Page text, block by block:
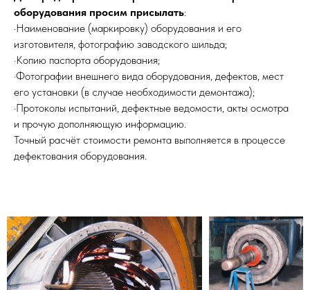
оборудования просим присылать:
·Наименование (маркировку) оборудования и его
изготовителя, фотографию заводского шильда;
·Копию паспорта оборудования;
·Фотографии внешнего вида оборудования, дефектов, мест
его установки (в случае необходимости демонтажа);
·Протоколы испытаний, дефектные ведомости, акты осмотра
и прочую дополняющую информацию.
Точный расчёт стоимости ремонта выполняется в процессе
дефектования оборудования.